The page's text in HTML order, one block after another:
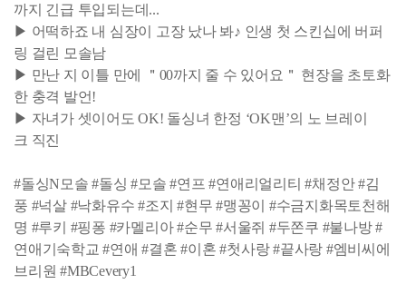
까지 긴급 투입되는데...
▶ 어떡하죠 내 심장이 고장 났나 봐♪ 인생 첫 스킨십에 버퍼
링 걸린 모솔남
▶ 만난 지 이틀 만에 ＂00까지 줄 수 있어요＂ 현장을 초토화
한 충격 발언!
▶ 자녀가 셋이어도 OK! 돌싱녀 한정 ‘OK맨’의 노 브레이
크 직진
#돌싱N모솔 #돌싱 #모솔 #연프 #연애리얼리티 #채정안 #김
풍 #넉살 #낙화유수 #조지 #현무 #맹꽁이 #수금지화목토천해
명 #루키 #핑퐁 #카멜리아 #순무 #서울쥐 #두쫀쿠 #불나방 #
연애기숙학교 #연애 #결혼 #이혼 #첫사랑 #끝사랑 #엠비씨에
브리원 #MBCevery1